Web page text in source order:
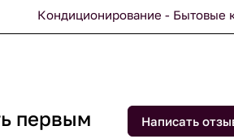
Кондиционирование - Бытовые
первым Написать